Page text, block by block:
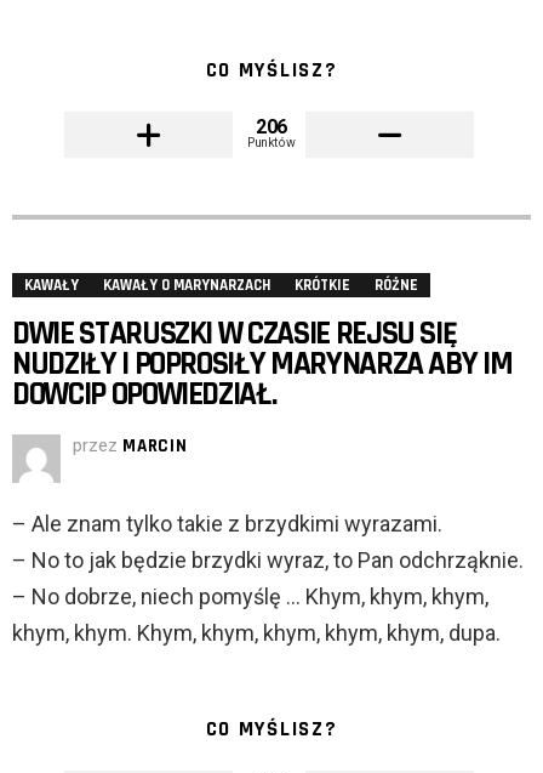
CO MYŚLISZ?
206
Punktów
KAWAŁY KAWAŁY O MARYNARZACH KRÓTKIE RÓŻNE
DWIE STARUSZKI W CZASIE REJSU SIĘ
NUDZIŁY I POPROSIŁY MARYNARZA ABY IM
DOWCIP OPOWIEDZIAŁ.
przez MARCIN
– Ale znam tylko takie z brzydkimi wyrazami.
– No to jak będzie brzydki wyraz, to Pan odchrząknie.
– No dobrze, niech pomyślę … Khym, khym, khym,
khym, khym. Khym, khym, khym, khym, khym, dupa.
CO MYŚLISZ?